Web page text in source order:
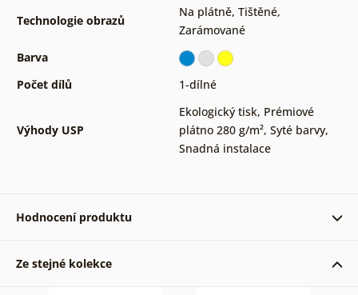
Technologie obrazů
Na plátně, Tištěné,
Zarámované
Barva
Počet dílů
1-dílné
Výhody USP
Ekologický tisk, Prémiové
plátno 280 g/m², Syté barvy,
Snadná instalace
Hodnocení produktu
Ze stejné kolekce